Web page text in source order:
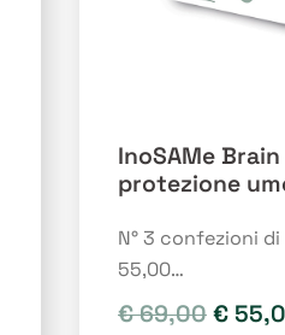
InoSAMe
protezione
N° 3 confezioni
55,00…
€69,00 Il
€